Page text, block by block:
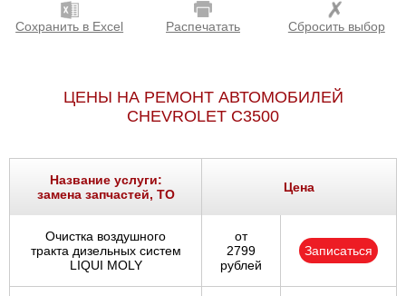
Петрозаводск
Самара
Санкт-Петербург
Саратов
Сохранить в Excel Распечатать Сбросить выбор
ЦЕНЫ НА РЕМОНТ АВТОМОБИЛЕЙ
CHEVROLET C3500
Название услуги:
замена запчастей, ТО
Цена
Очистка воздушного
тракта дизельных систем
LIQUI MOLY
от
2799
рублей
Записаться